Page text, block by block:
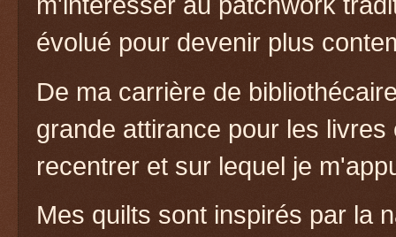
évolué pour devenir plus
De ma carrière de
grande attirance pour les
recentrer et sur lequel je
Mes quilts sont inspirés par la